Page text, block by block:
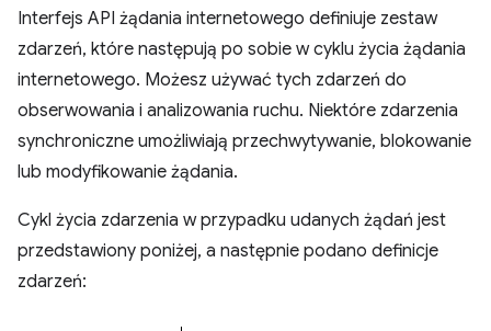
Interfejs API żądania internetowego definiuje zestaw
zdarzeń, które następują po sobie w cyklu życia żądania
internetowego. Możesz używać tych zdarzeń do
obserwowania i analizowania ruchu. Niektóre zdarzenia
synchroniczne umożliwiają przechwytywanie, blokowanie
lub modyfikowanie żądania.
Cykl życia zdarzenia w przypadku udanych żądań jest
przedstawiony poniżej, a następnie podano definicje
zdarzeń: